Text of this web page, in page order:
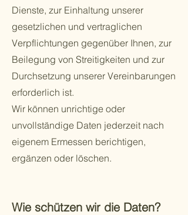
Dienste, zur Einhaltung unserer
gesetzlichen und vertraglichen
Verpflichtungen gegenüber Ihnen, zur
Beilegung von Streitigkeiten und zur
Durchsetzung unserer Vereinbarungen
erforderlich ist.
Wir können unrichtige oder
unvollständige Daten jederzeit nach
eigenem Ermessen berichtigen,
ergänzen oder löschen.
Wie schützen wir die Daten?